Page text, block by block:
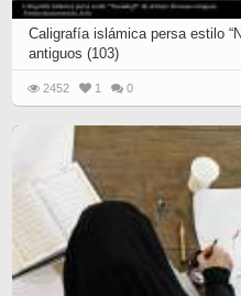
Caligrafía islámica persa estilo
antiguos (103)
2452 1 0